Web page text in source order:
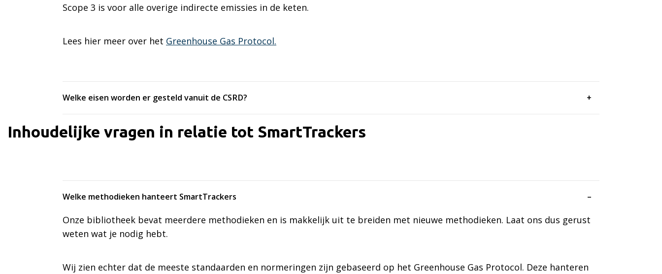
Scope 3 is voor alle overige indirecte emissies in de keten.
Lees hier meer over het Greenhouse Gas Protocol.
Welke eisen worden er gesteld vanuit de CSRD?
Inhoudelijke vragen in relatie tot SmartTrackers
Welke methodieken hanteert SmartTrackers
Onze bibliotheek bevat meerdere methodieken en is makkelijk uit te breiden met nieuwe methodieken. Laat ons dus gerust
weten wat je nodig hebt.
Wij zien echter dat de meeste standaarden en normeringen zijn gebaseerd op het Greenhouse Gas Protocol. Deze hanteren